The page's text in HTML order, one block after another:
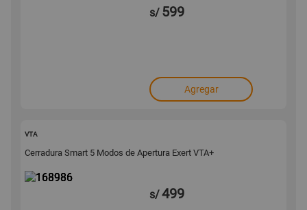
s/ 599
Agregar
VTA
Cerradura Smart 5 Modos de Apertura Exert VTA+
s/499